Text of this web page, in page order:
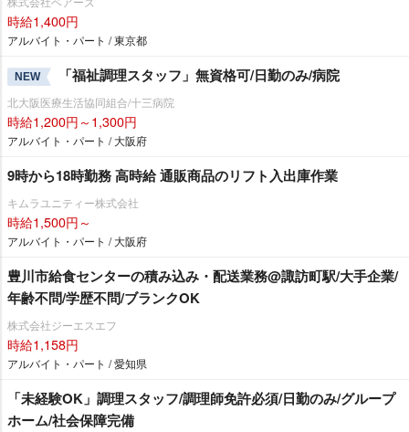
時給1,400円
アルバイト・パート / 東京都
NEW 「福祉調理スタッフ」無資格可/日勤のみ/病院
北大阪医療生活協同組合/十三病院
時給1,200円～1,300円
アルバイト・パート / 大阪府
9時から18時勤務 高時給 通販商品のリフト入出庫作業
キムラユニティー株式会社
時給1,500円～
アルバイト・パート / 大阪府
豊川市給食センターの積み込み・配送業務@諏訪町駅/大手企業/
年齢不問/学歴不問/ブランクOK
株式会社ジーエスエフ
時給1,158円
アルバイト・パート / 愛知県
「未経験OK」調理スタッフ/調理師免許必須/日勤のみ/グループ
ホーム/社会保障完備